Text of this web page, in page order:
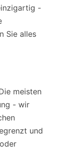
-
Sie alles
meisten
- wir
und